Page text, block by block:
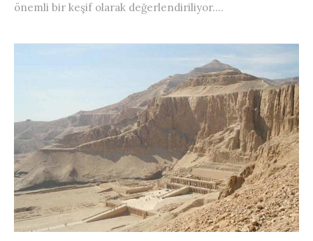
önemli bir keşif olarak değerlendiriliyor....